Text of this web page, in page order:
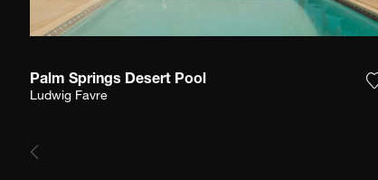
Palm Springs Desert Pool
Ludwig Favre